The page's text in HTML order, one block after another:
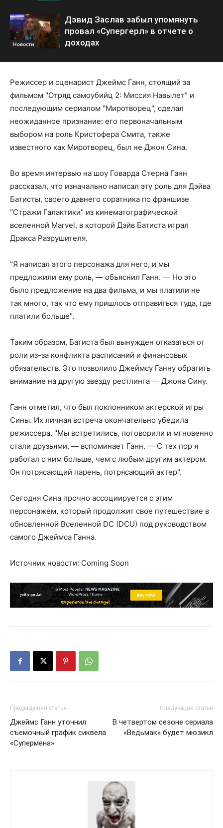
Новости
Дэвид Заслав забыл упомянуть
провал «Супергерл» в отчете о
доходах
Режиссер и сценарист Джеймс Ганн, стоящий за
фильмом "Отряд самоубийц 2: Миссия Навылет" и
последующим сериалом "Миротворец", сделал
неожиданное признание: его первоначальным
выбором на роль Кристофера Смита, также
известного как Миротворец, был не Джон Сина.
Во время интервью на шоу Говарда Стерна Ганн
рассказал, что изначально написал эту роль для Дэйва
Батисты, своего давнего соратника по франшизе
"Стражи Галактики" из кинематографической
вселенной Marvel, в которой Дэйв Батиста играл
Дракса Разрушителя.
"Я написал этого персонажа для него, и мы
предложили ему роль, — объяснил Ганн. — Но это
было предложение на два фильма, и мы платили не
так много, так что ему пришлось отправиться туда, где
платили больше".
Таким образом, Батиста был вынужден отказаться от
роли из-за конфликта расписаний и финансовых
обязательств. Это позволило Джеймсу Ганну обратить
внимание на другую звезду рестлинга — Джона Сину.
Ганн отметил, что был поклонником актерской игры
Сины. Их личная встреча окончательно убедила
режиссера. "Мы встретились, поговорили и мгновенно
стали друзьями, — вспоминает Ганн. — С тех пор я
работал с ним больше, чем с любым другим актером.
Он потрясающий парень, потрясающий актер".
Сегодня Сина прочно ассоциируется с этим
персонажем, который продолжит свое путешествие в
обновленной Вселенной DC (DCU) под руководством
самого Джеймса Ганна.
Источник новости: Coming Soon
Предыдущая статья
Джеймс Ганн уточнил
съемочный график сиквела
«Супермена»
Следующая статья
В четвертом сезоне сериала
«Ведьмак» будет мюзикл